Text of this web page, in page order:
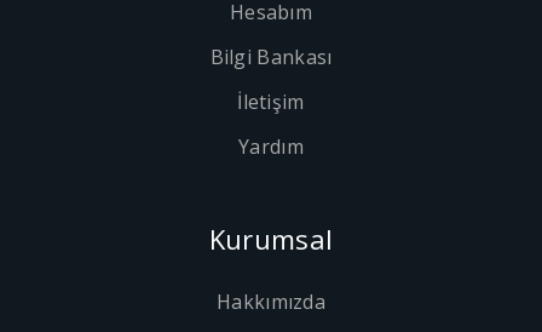
Hesabım
Bilgi Bankası
İletişim
Yardım
Kurumsal
Hakkımızda